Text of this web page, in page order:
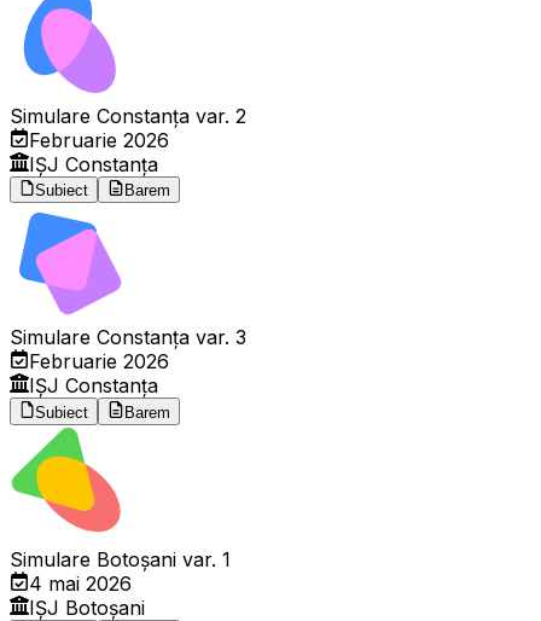
Simulare Constanța var. 2
Februarie 2026
IȘJ Constanța
Subiect Barem
Simulare Constanța var. 3
Februarie 2026
IȘJ Constanța
Subiect Barem
Simulare Botoșani var. 1
4 mai 2026
IȘJ Botoșani